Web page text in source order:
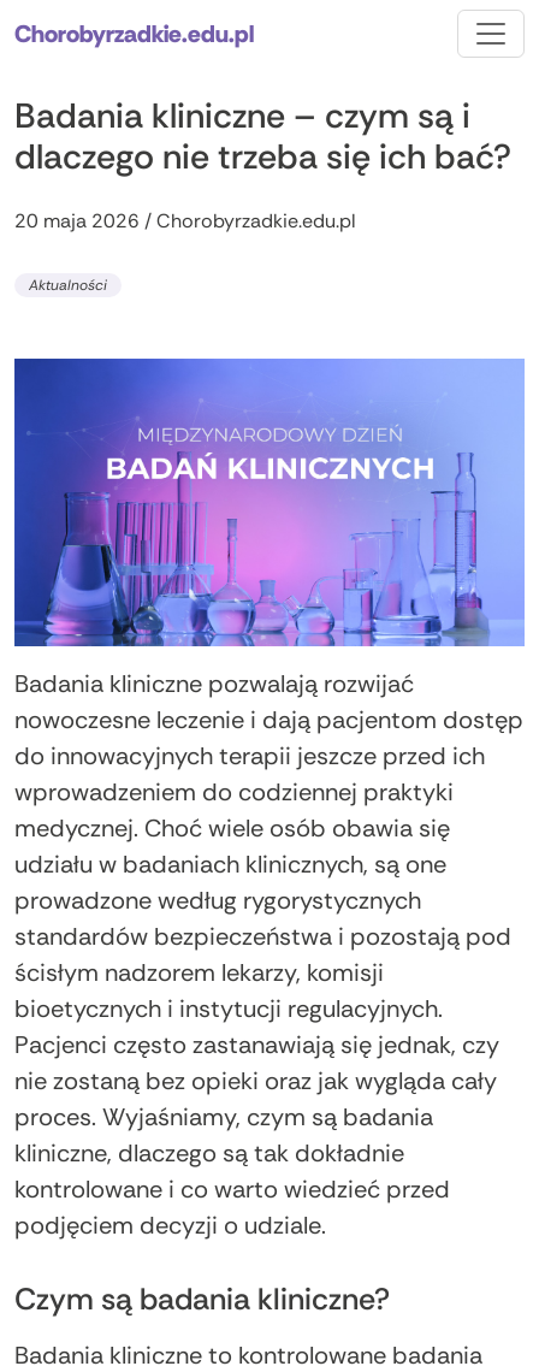
Chorobyrzadkie.edu.pl
Badania kliniczne – czym są i
dlaczego nie trzeba się ich bać?
20 maja 2026 / Chorobyrzadkie.edu.pl
Aktualności
Badania kliniczne pozwalają rozwijać
nowoczesne leczenie i dają pacjentom dostęp
do innowacyjnych terapii jeszcze przed ich
wprowadzeniem do codziennej praktyki
medycznej. Choć wiele osób obawia się
udziału w badaniach klinicznych, są one
prowadzone według rygorystycznych
standardów bezpieczeństwa i pozostają pod
ścisłym nadzorem lekarzy, komisji
bioetycznych i instytucji regulacyjnych.
Pacjenci często zastanawiają się jednak, czy
nie zostaną bez opieki oraz jak wygląda cały
proces. Wyjaśniamy, czym są badania
kliniczne, dlaczego są tak dokładnie
kontrolowane i co warto wiedzieć przed
podjęciem decyzji o udziale.
Czym są badania kliniczne?
Badania kliniczne to kontrolowane badania